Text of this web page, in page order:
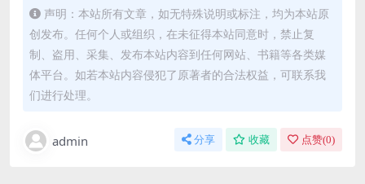
声明：本站所有文章，如无特殊说明或标注，均为本站原
创发布。任何个人或组织，在未征得本站同意时，禁止复
制、盗用、采集、发布本站内容到任何网站、书籍等各类媒
体平台。如若本站内容侵犯了原著者的合法权益，可联系我
们进行处理。
admin 分享 收藏 点赞(0)